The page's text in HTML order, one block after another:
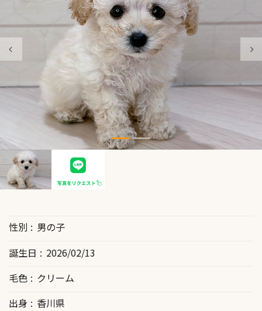
性別
男の子
誕生日
2026/02/13
毛色
クリーム
出身
香川県